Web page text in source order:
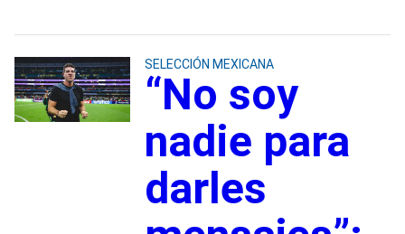
SELECCIÓN MEXICANA
“No soy
nadie para
darles